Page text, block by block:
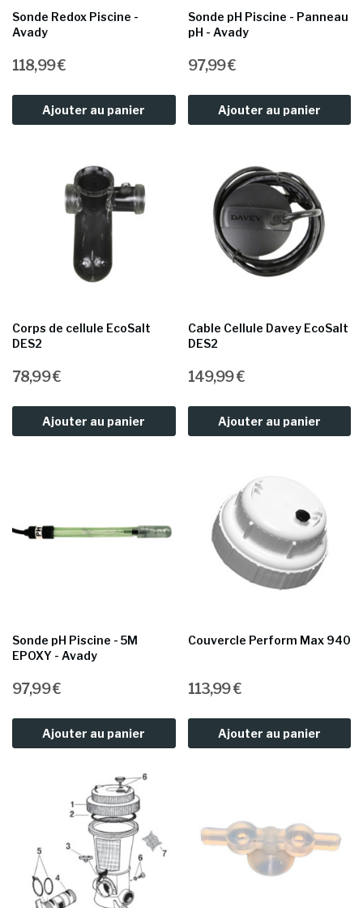
Sonde Redox Piscine -
Avady
118,99 €
Ajouter au panier
Sonde pH Piscine - Panneau
pH - Avady
97,99 €
Ajouter au panier
Corps de cellule EcoSalt
DES2
78,99 €
Ajouter au panier
Cable Cellule Davey EcoSalt
DES2
149,99 €
Ajouter au panier
Sonde pH Piscine - 5M
EPOXY - Avady
97,99 €
Ajouter au panier
Couvercle Perform Max 940
113,99 €
Ajouter au panier